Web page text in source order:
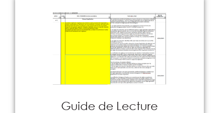
Guide de Lecture